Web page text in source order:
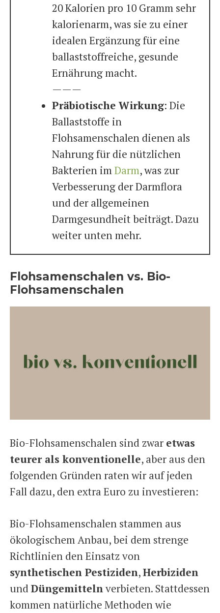
20 Kalorien pro 10 Gramm sehr
kalorienarm, was sie zu einer
idealen Ergänzung für eine
ballaststoffreiche, gesunde
Ernährung macht.
———
Präbiotische Wirkung: Die
Ballaststoffe in
Flohsamenschalen dienen als
Nahrung für die nützlichen
Bakterien im Darm, was zur
Verbesserung der Darmflora
und der allgemeinen
Darmgesundheit beiträgt. Dazu
weiter unten mehr.
Flohsamenschalen vs. Bio-
Flohsamenschalen
Bio-Flohsamenschalen sind zwar etwas
teurer als konventionelle, aber aus den
folgenden Gründen raten wir auf jeden
Fall dazu, den extra Euro zu investieren:
Bio-Flohsamenschalen stammen aus
ökologischem Anbau, bei dem strenge
Richtlinien den Einsatz von
synthetischen Pestiziden,Herbiziden
und Düngemittelnverbieten. Stattdessen
kommen natürliche Methoden wie